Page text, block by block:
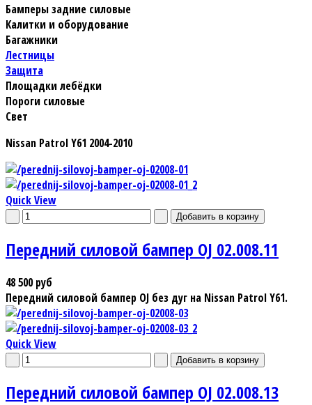
Бамперы задние силовые
Калитки и оборудование
Багажники
Лестницы
Защита
Площадки лебёдки
Пороги силовые
Свет
Nissan Patrol Y61 2004-2010
Quick View
Передний силовой бампер OJ 02.008.11
48 500 руб
Передний силовой бампер OJ без дуг на Nissan Patrol Y61.
Quick View
Передний силовой бампер OJ 02.008.13